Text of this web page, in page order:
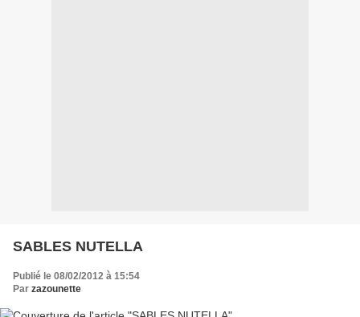
SABLES NUTELLA
Publié le 08/02/2012 à 15:54
Par zazounette